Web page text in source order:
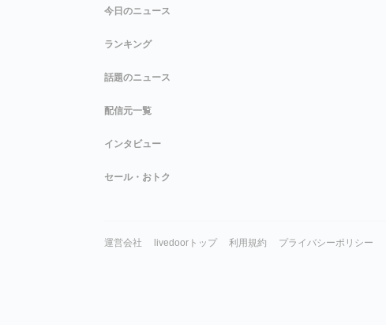
今日のニュース
ランキング
話題のニュース
配信元一覧
インタビュー
セール・おトク
運営会社 livedoorトップ 利用規約 プライバシーポリシー